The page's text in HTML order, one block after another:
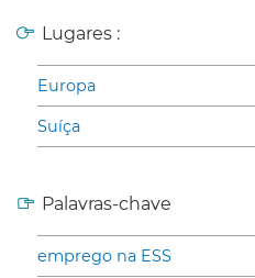
Lugares :
Europa
Suíça
Palavras-chave
emprego na ESS